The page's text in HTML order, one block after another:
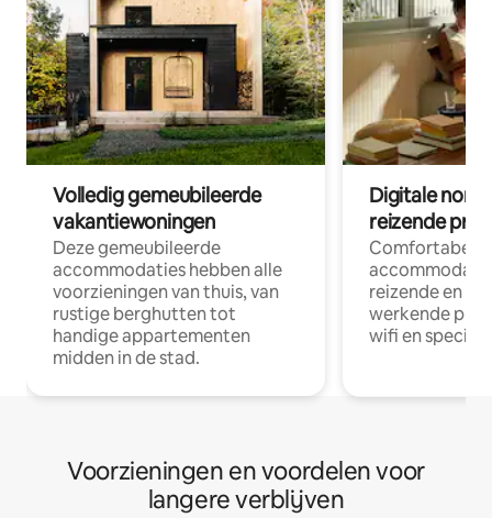
Volledig gemeubileerde
vakantiewoningen
Deze gemeubileerde
accommodaties hebben alle
voorzieningen van thuis, van
rustige berghutten tot
handige appartementen
midden in de stad.
Digitale
reizende
Comfortabele
reizende en
werkende
wifi en
Voorzieningen en voordelen voor
langere verblijven